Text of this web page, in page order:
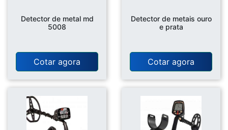
Detector de metal md
5008
Cotar agora
Detector de metais ouro
e prata
Cotar agora